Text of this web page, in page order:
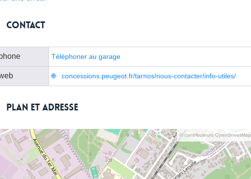
Contact
Téléphoner au garage
concessions.peugeot.fr/tarnos/nous-contacter/info-utiles/
Plan et adresse
© contributeurs OpenStreetMap